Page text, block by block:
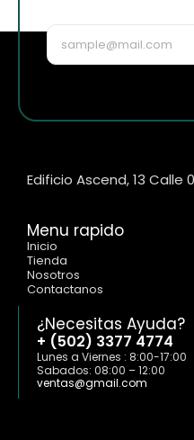
Edificio Ascend, 13 Calle
Menu rapido
Inicio
Tienda
Nosotros
Contactanos
¿Necesitas Ayuda?
+ (502) 3377 4774
Lunes a Viernes : 8:00-17:00
Sabados: 08:00 – 12:00
ventas@gmail.com